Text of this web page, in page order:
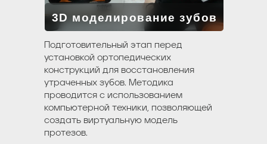
3D моделирование зубов
Подготовительный этап перед
установкой ортопедических
конструкций для восстановления
утраченных зубов. Методика
проводится с использованием
компьютерной техники, позволяющей
создать виртуальную модель
протезов.